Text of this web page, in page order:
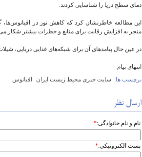
دمای سطح دریا را شناسایی کردند.
این مطالعه خاطرنشان کرد که کاهش نور در
منجر به افزایش رقابت برای منابع و خطرات بیشتر شکار
در عین حال پیامدهای آن برای شبکه‌های غذایی دریایی،
انتهای پیام
برچسب ها: سایت خبری محیط زیست ایران
اقیانوس‌
ارسال نظر
نام و نام خانوادگی:*
پست الکترونیکی:*